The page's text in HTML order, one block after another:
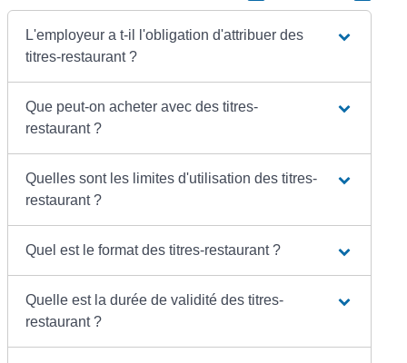
L'employeur a t-il l'obligation d'attribuer des
titres-restaurant ?
Que peut-on acheter avec des titres-
restaurant ?
Quelles sont les limites d'utilisation des titres-
restaurant ?
Quel est le format des titres-restaurant ?
Quelle est la durée de validité des titres-
restaurant ?